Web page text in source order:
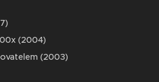
(2004)
(2003)